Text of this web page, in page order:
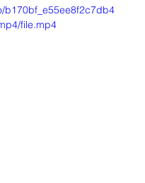
b170bf_e55ee8f2c7db4
file.mp4